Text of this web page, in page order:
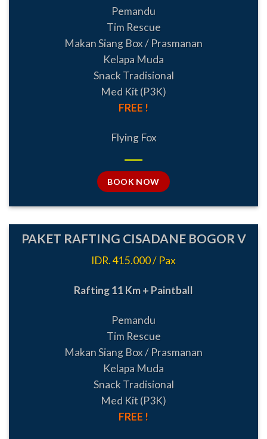
Pemandu
Tim Rescue
Makan Siang Box / Prasmanan
Kelapa Muda
Snack Tradisional
Med Kit (P3K)
FREE !
Flying Fox
BOOK NOW
PAKET RAFTING CISADANE BOGOR V
IDR. 415.000 / Pax
Rafting 11 Km + Paintball
Pemandu
Tim Rescue
Makan Siang Box / Prasmanan
Kelapa Muda
Snack Tradisional
Med Kit (P3K)
FREE !